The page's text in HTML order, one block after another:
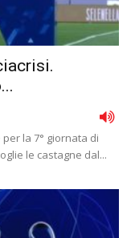
la 7° giornata di
le castagne dal...